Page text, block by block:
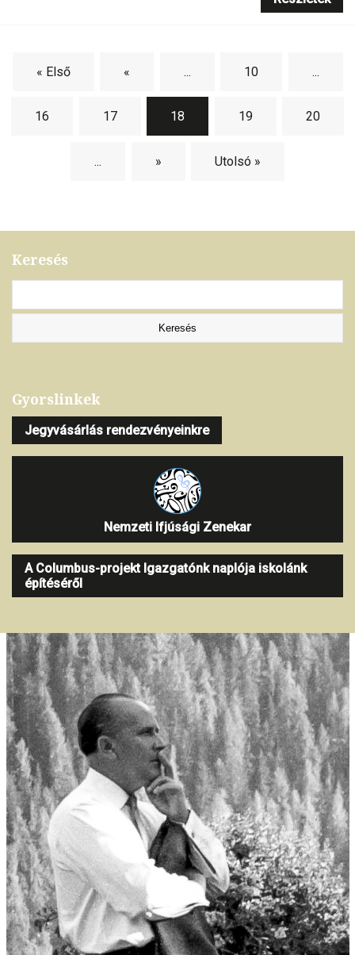
« Első « ... 10 ...
16 17 18 19 20
... » Utolsó »
Keresés
Gyorslinkek
Jegyvásárlás rendezvényeinkre
Nemzeti Ifjúsági Zenekar
A Columbus-projekt Igazgatónk naplója iskolánk
építéséről